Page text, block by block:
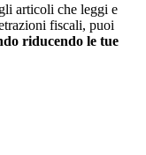
articoli che leggi e
fiscali, puoi
riducendo le tue